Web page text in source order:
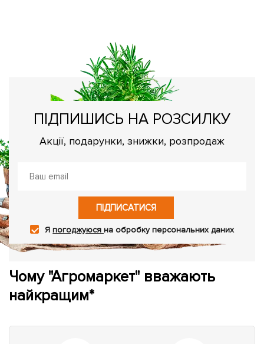
ПІДПИШИСЬ НА РОЗСИЛКУ
Акції, подарунки, знижки, розпродаж
ПІДПИСАТИСЯ
Япогоджуюсяна обробку персональних даних
Чому "Агромаркет" вважають
найкращим*